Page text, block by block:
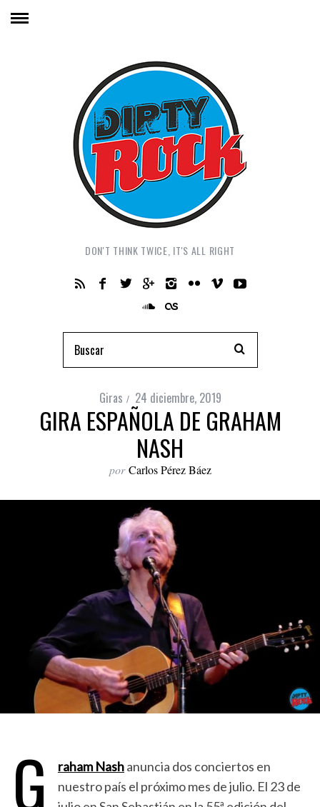
DON'T THINK TWICE, IT'S ALL RIGHT
Giras 24 diciembre, 2019
GIRA ESPAÑOLA DE GRAHAM
NASH
por Carlos Pérez Báez
G raham Nashanuncia dos conciertos en
nuestro país el próximo mes de julio. El 23 de